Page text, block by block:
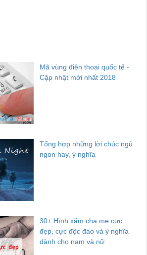
Mã vùng điện thoại quốc tế -
Cập nhật mới nhất 2018
Tổng hợp những lời chúc ngủ
ngon hay, ý nghĩa
30+ Hình xăm cha me cực
đẹp, cực độc đáo và ý nghĩa
dành cho nam và nữ